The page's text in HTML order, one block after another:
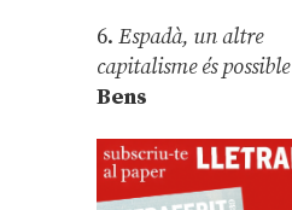
6.Espadà, un altre
capitalisme és possible
Bens